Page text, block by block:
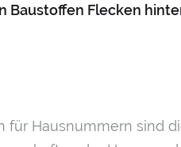
Baustoffen Flecken
Hausnummern sind